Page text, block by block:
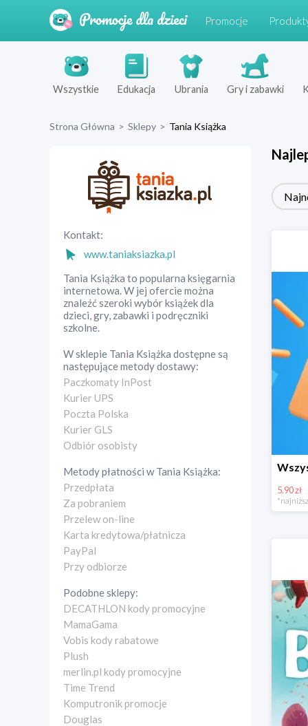
Promocje
Wszystkie Edukacja Ubrania Gry i zabawki
Strona Główna > Sklepy > Tania Książka
Kontakt:
www.taniaksiazka.pl
Tania Książka to popularna księgarnia
internetowa. W jej ofercie można
znaleźć szeroki wybór książek dla
dzieci, gry, zabawki i podręczniki
szkolne.
W sklepie Tania Książka dostępne są
następujące metody dostawy:
Paczkomaty InPost
Kurier UPS
Poczta Polska
Kurier GLS
Odbiór osobisty
Metody płatności wTania Książka:
Przedpłata
Za pobraniem
Przelew on-line
Karta kredytowa/płatnicza
PayPal
Przy odbiorze
Podobne sklepy:
DECATHLON kody promocyjne
MamaGama
Vobis kody rabatowe
Plush
merlin.pl kody promocyjne
Time Trend
Komputronik promocje
Douglas
5.90 zł